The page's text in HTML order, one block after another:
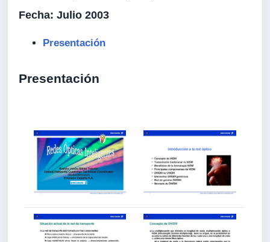
Fecha: Julio 2003
Presentación
Presentación